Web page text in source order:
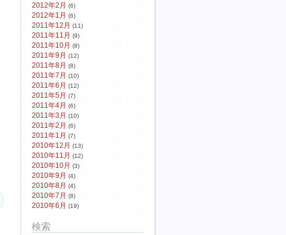
2012年2月 (6)
2012年1月 (6)
2011年12月 (11)
2011年11月 (9)
2011年10月 (8)
2011年9月 (12)
2011年8月 (8)
2011年7月 (10)
2011年6月 (12)
2011年5月 (7)
2011年4月 (6)
2011年3月 (10)
2011年2月 (6)
2011年1月 (7)
2010年12月 (13)
2010年11月 (12)
2010年10月 (3)
2010年9月 (4)
2010年8月 (4)
2010年7月 (8)
2010年6月 (19)
検索